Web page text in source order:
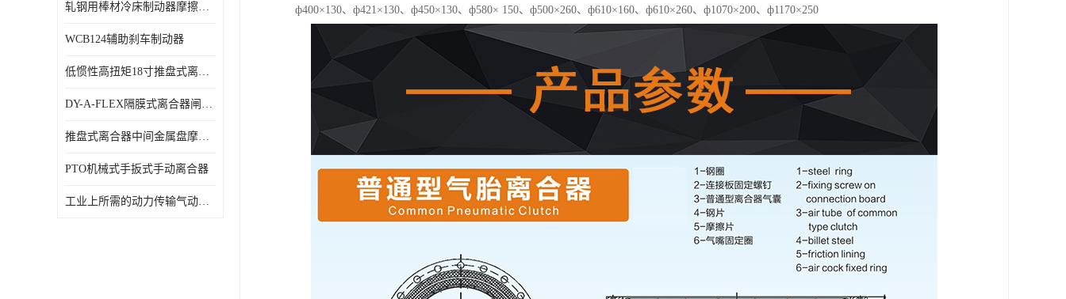
轧钢用棒材冷床制动器摩擦片218
WCB124辅助刹车制动器
低惯性高扭矩18寸推盘式离合器中心盘齿盘W18-11-101
DY-A-FLEX隔膜式离合器闸瓦总成7015125A
推盘式离合器中间金属盘摩擦盘18寸
PTO机械式手扳式手动离合器
工业上所需的动力传输气动离合器WCB424
ф400×130、ф421×130、ф450×130、ф580× 150、ф500×260、ф610×160、ф610×260、ф1070×200、ф1170×250